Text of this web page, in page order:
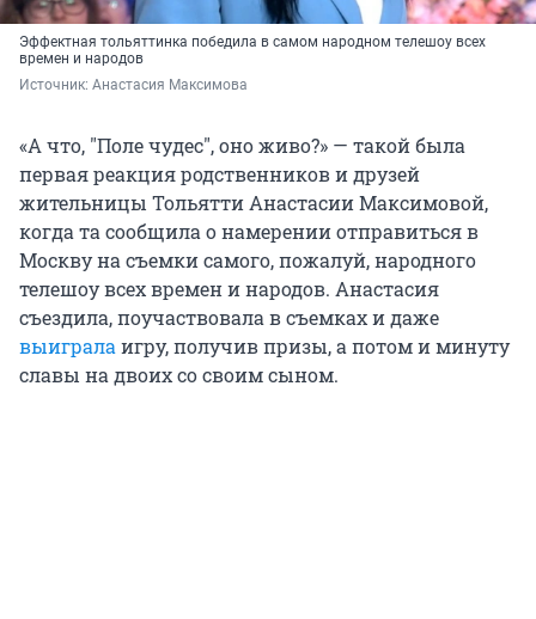
Эффектная тольяттинка победила в самом народном телешоу всех
времен и народов
Источник: Анастасия Максимова
«А что, "Поле чудес", оно живо?» — такой была
первая реакция родственников и друзей
жительницы Тольятти Анастасии Максимовой,
когда та сообщила о намерении отправиться в
Москву на съемки самого, пожалуй, народного
телешоу всех времен и народов. Анастасия
съездила, поучаствовала в съемках и даже
выигралаигру, получив призы, а потом и минуту
славы на двоих со своим сыном.